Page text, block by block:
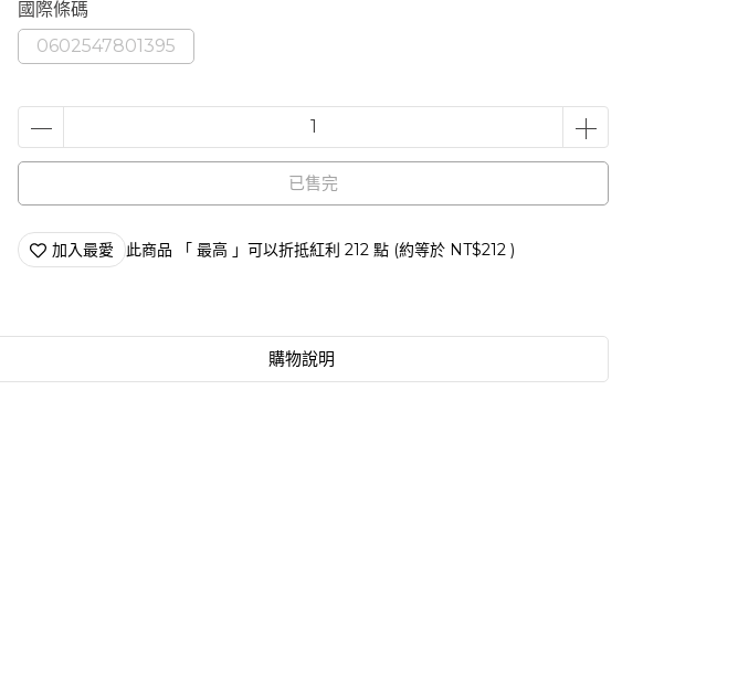
國際條碼
0602547801395
已售完
加入最愛 此商品 「 最高 」可以折抵紅利 212 點 (約等於 NT$212 )
購物說明